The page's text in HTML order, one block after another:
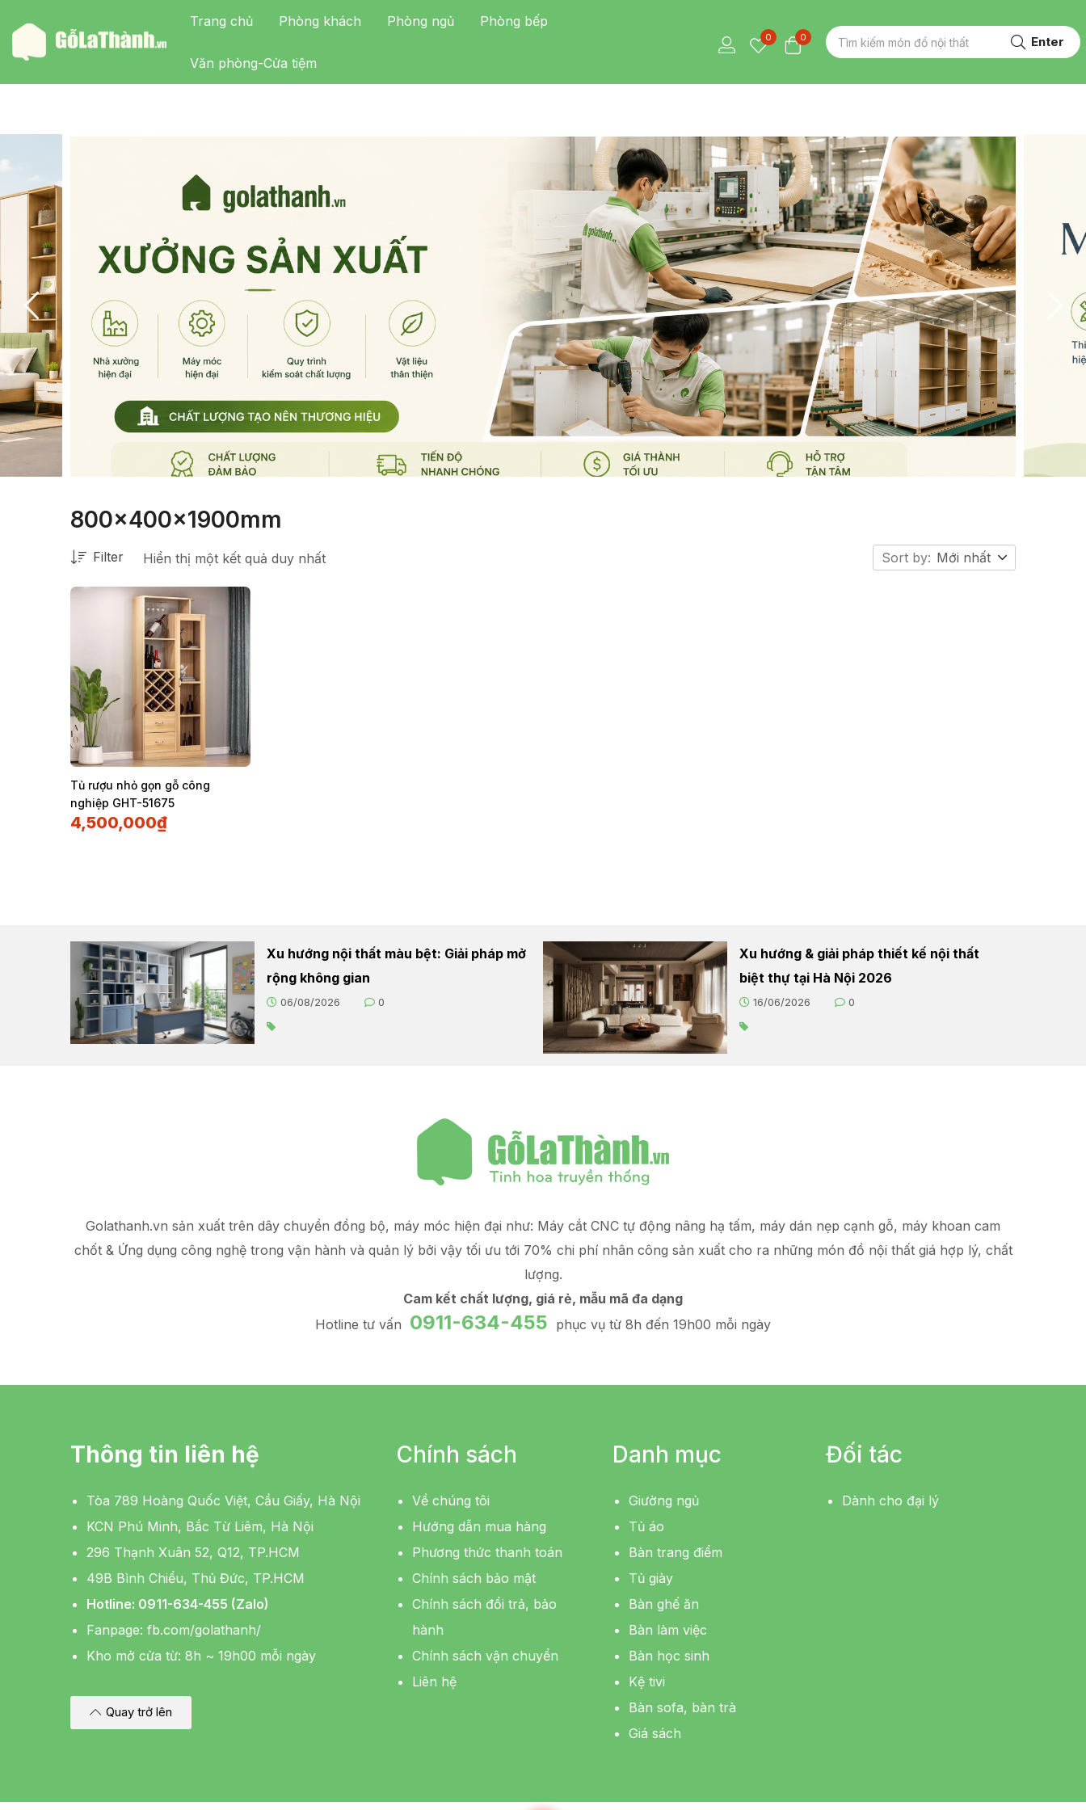
Trang chủ Phòng khách Phòng ngủ Phòng bếp
Văn phòng-Cửa tiệm
0 0 Enter
800x400x1900mm
Hiển thị một kết quả duy nhất
Filter Sort by: Mới nhất
Tủ rượu nhỏ gọn gỗ công
nghiệp GHT-51675
4,500,000₫
Xu hướng nội thất màu bệt: Giải pháp mở
rộng không gian
06/08/2026 0
Xu hướng & giải pháp thiết kế nội thất
biệt thự tại Hà Nội 2026
16/06/2026 0
Golathanh.vn sản xuất trên dây chuyền đồng bộ, máy móc hiện đại như: Máy cắt CNC tự động nâng hạ tấm, máy dán nẹp cạnh gỗ, máy khoan cam
chốt & Ứng dụng công nghệ trong vận hành và quản lý bởi vậy tối ưu tới 70% chi phí nhân công sản xuấtcho ra những món đồ nội thất giá hợp lý, chất
lượng.
Cam kết chất lượng, giá rẻ, mẫu mã đa dạng
Hotline tư vấn 0911-634-455 phục vụ từ 8h đến 19h00 mỗi ngày
Thông tin liên hệ
Tòa 789 Hoàng Quốc Việt, Cầu Giấy, Hà Nội
KCN Phú Minh, Bắc Từ Liêm, Hà Nội
296 Thạnh Xuân 52, Q12, TP.HCM
49B Bình Chiểu, Thủ Đức, TP.HCM
Hotline: 0911-634-455 (Zalo)
Fanpage: fb.com/golathanh/
Kho mở cửa từ: 8h ~ 19h00 mỗi ngày
Quay trở lên
Chính sách
Về chúng tôi
Hướng dẫn mua hàng
Phương thức thanh toán
Chính sách bảo mật
Chính sách đổi trả, bảo
hành
Chính sách vận chuyển
Liên hệ
Danh mục
Giường ngủ
Tủ áo
Bàn trang điểm
Tủ giày
Bàn ghế ăn
Bàn làm việc
Bàn học sinh
Kệ tivi
Bàn sofa, bàn trà
Giá sách
Đối tác
Dành cho đại lý